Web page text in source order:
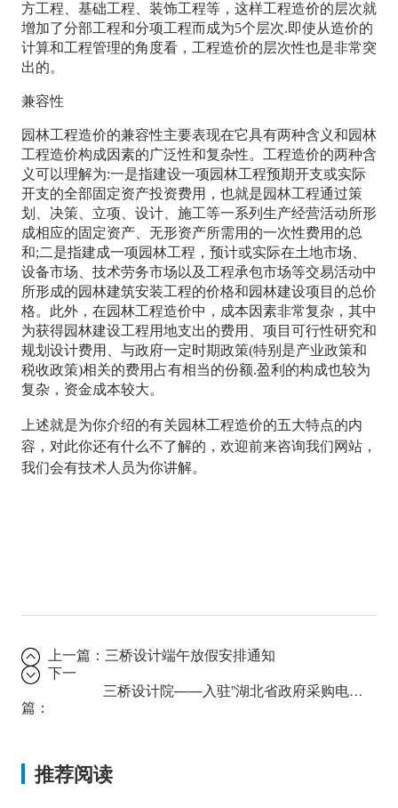
方工程、基础工程、装饰工程等，这样工程造价的层次就
增加了分部工程和分项工程而成为5个层次.即使从造价的
计算和工程管理的角度看，工程造价的层次性也是非常突
出的。
兼容性
园林工程造价的兼容性主要表现在它具有两种含义和园林
工程造价构成因素的广泛性和复杂性。工程造价的两种含
义可以理解为:一是指建设一项园林工程预期开支或实际
开支的全部固定资产投资费用，也就是园林工程通过策
划、决策、立项、设计、施工等一系列生产经营活动所形
成相应的固定资产、无形资产所需用的一次性费用的总
和;二是指建成一项园林工程，预计或实际在土地市场、
设备市场、技术劳务市场以及工程承包市场等交易活动中
所形成的园林建筑安装工程的价格和园林建设项目的总价
格。此外，在园林工程造价中，成本因素非常复杂，其中
为获得园林建设工程用地支出的费用、项目可行性研究和
规划设计费用、与政府一定时期政策(特别是产业政策和
税收政策)相关的费用占有相当的份额.盈利的构成也较为
复杂，资金成本较大。
上述就是为你介绍的有关园林工程造价的五大特点的内
容，对此你还有什么不了解的，欢迎前来咨询我们网站，
我们会有技术人员为你讲解。
上一篇： 三桥设计端午放假安排通知
下一
篇：
三桥设计院——入驻”湖北省政府采购电子平台”
推荐阅读